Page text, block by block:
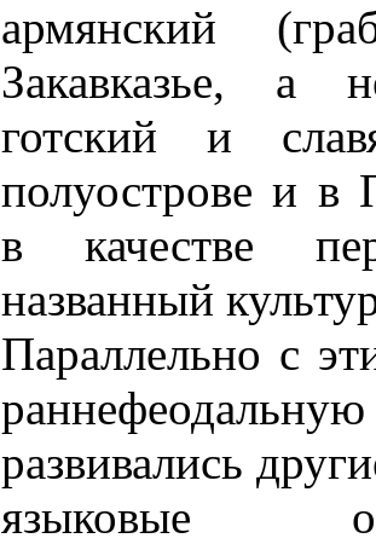
армянский
Закавказье, а
готский и
полуострове и в
в качестве
названный
Параллельно с
развивались
языковые